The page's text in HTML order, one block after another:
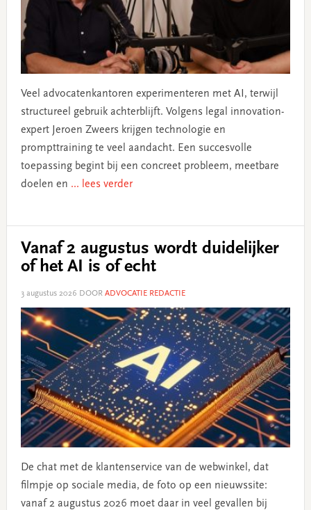
Veel advocatenkantoren experimenteren met AI, terwijl
structureel gebruik achterblijft. Volgens legal innovation-
expert Jeroen Zweers krijgen technologie en
prompttraining te veel aandacht. Een succesvolle
toepassing begint bij een concreet probleem, meetbare
doelen en ... lees verder
Vanaf 2 augustus wordt duidelijker
of het AI is of echt
3 augustus 2026 DOOR ADVOCATIE REDACTIE
De chat met de klantenservice van de webwinkel, dat
filmpje op sociale media, de foto op een nieuwssite:
vanaf 2 augustus 2026 moet daar in veel gevallen bij